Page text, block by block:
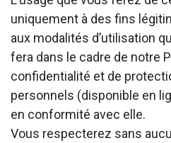
uniquement à des fins
aux modalités d’utilisation
fera dans le cadre de notre
confidentialité et de
personnels (disponible en
en conformité avec elle.
Vous respecterez sans